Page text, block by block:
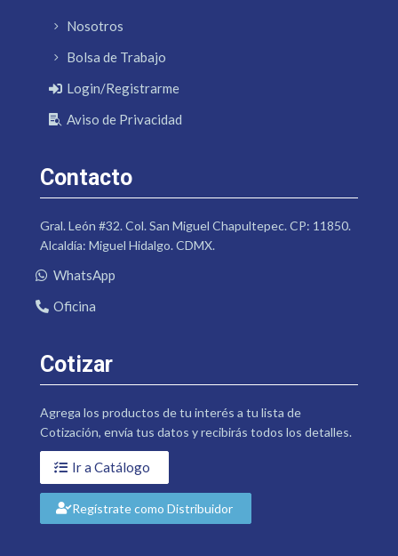
Nosotros
Bolsa de Trabajo
Login/Registrarme
Aviso de Privacidad
Contacto
Gral. León #32. Col. San Miguel Chapultepec. CP: 11850.
Alcaldía: Miguel Hidalgo. CDMX.
WhatsApp
Oficina
Cotizar
Agrega los productos de tu interés a tu lista de
Cotización, envía tus datos y recibirás todos los detalles.
Ir a Catálogo
Regístrate como Distribuidor